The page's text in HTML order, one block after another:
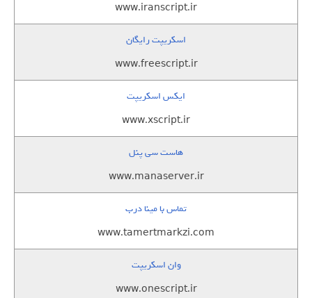
www.iranscript.ir
اسکریپت رایگان
www.freescript.ir
ایکس اسکریپت
www.xscript.ir
هاست سی پنل
www.manaserver.ir
تماس با مینا درب
www.tamertmarkzi.com
وان اسکریپت
www.onescript.ir